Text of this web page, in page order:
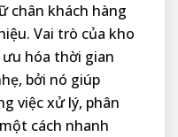
chân khách hàng
Vai trò của kho
hóa thời gian
bởi nó giúp
việc xử lý, phân
cách nhanh